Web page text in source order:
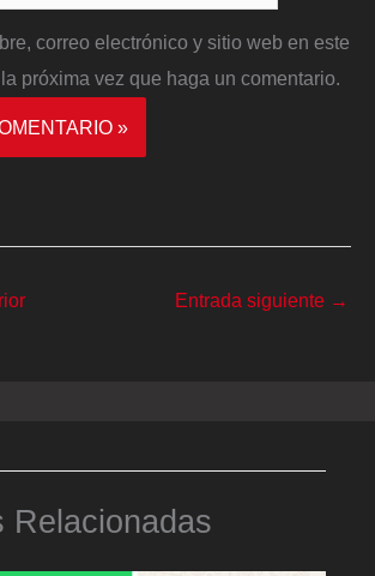
correo electrónico y sitio web en este
próxima vez que haga un comentario.
Entrada siguiente →
Relacionadas